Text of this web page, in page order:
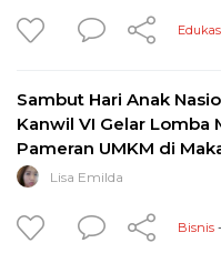
Sambut Hari Anak
Kanwil VI Gelar Lomba
Pameran UMKM di
Lisa Emilda
Bisnis